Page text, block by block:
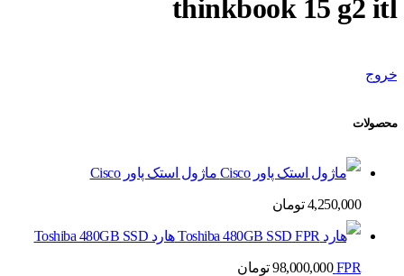
thinkbook 15 g2 itl
خروج
محصولات
ماژول استک پاور Cisco
4,250,000 تومان
هارد Toshiba 480GB SSD
FPR
98,000,000 تومان